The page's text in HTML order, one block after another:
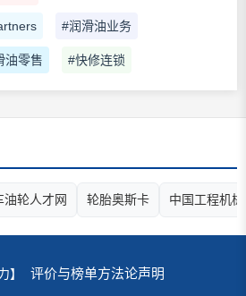
#润滑油业务
油零售 #快修连锁
油轮人才网 轮胎奥斯卡 中国工程机
】 评价与榜单方法论声明